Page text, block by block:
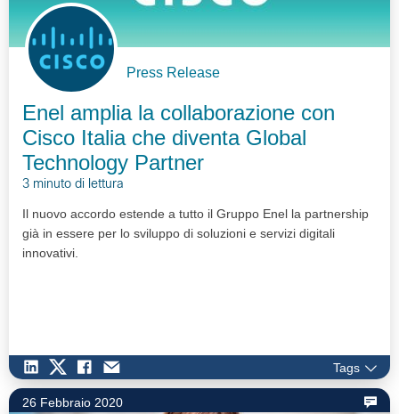
Press Release
Enel amplia la collaborazione con
Cisco Italia che diventa Global
Technology Partner
3 minuto di lettura
Il nuovo accordo estende a tutto il Gruppo Enel la partnership
già in essere per lo sviluppo di soluzioni e servizi digitali
innovativi.
Tags
26 Febbraio 2020